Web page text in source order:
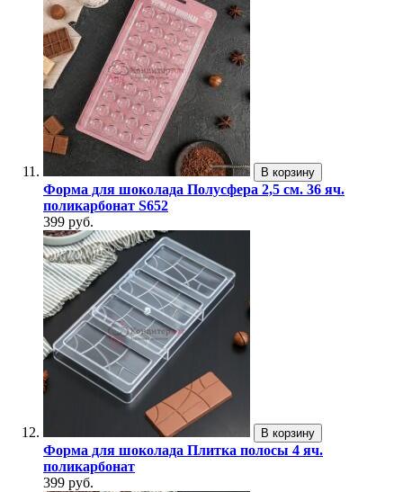
В корзину
Форма для шоколада Полусфера 2,5 см. 36 яч.
поликарбонат S652
399 руб.
В корзину
Форма для шоколада Плитка полосы 4 яч.
поликарбонат
399 руб.